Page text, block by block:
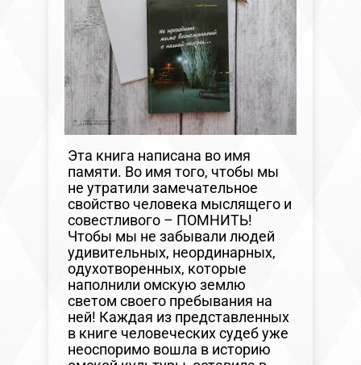
Эта книга написана во имя
памяти. Во имя того, чтобы мы
не утратили замечательное
свойство человека мыслящего и
совестливого – ПОМНИТЬ!
Чтобы мы не забывали людей
удивительных, неординарных,
одухотворенных, которые
наполнили омскую землю
светом своего пребывания на
ней! Каждая из представленных
в книге человеческих судеб уже
неоспоримо вошла в историю